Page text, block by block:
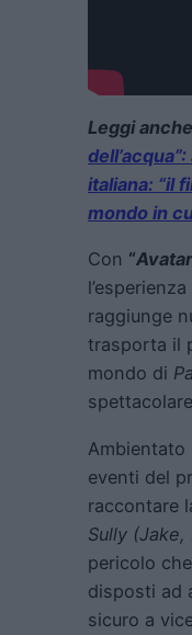
Leggi
italiana: “il
mondo in
Con “
raggiunge
trasporta il
mondo di
eventi del
raccontare
Sully
pericolo
disposti ad
sicuro a